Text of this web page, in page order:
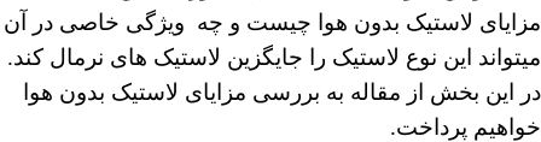
مزایای لاستیک بدون هوا چیست و چه ویژگی خاصی در آن
میتواند این نوع لاستیک را جایگزین لاستیک های نرمال کند.
در این بخش از مقاله به بررسی مزایای لاستیک بدون هوا
خواهیم پرداخت.